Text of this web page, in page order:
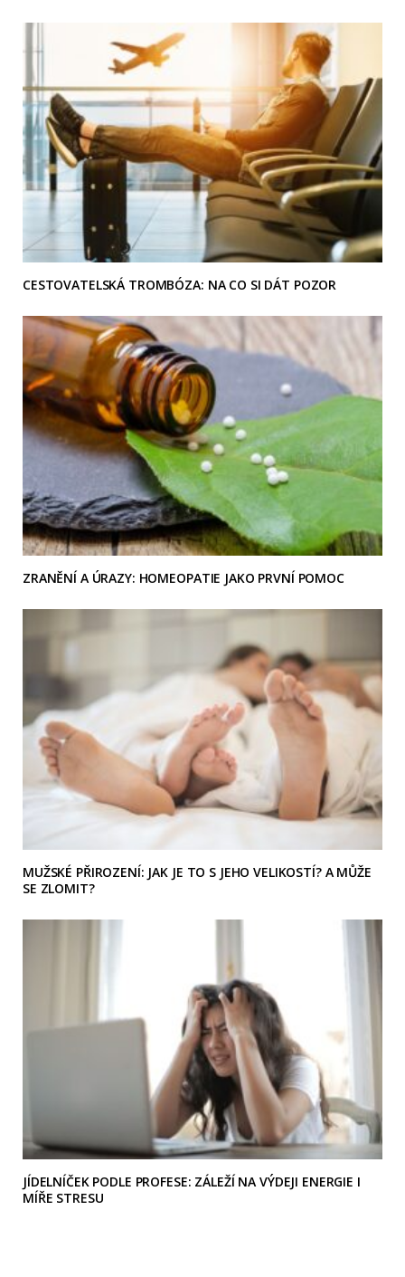
CESTOVATELSKÁ TROMBÓZA: NA CO SI DÁT POZOR
ZRANĚNÍ A ÚRAZY: HOMEOPATIE JAKO PRVNÍ POMOC
MUŽSKÉ PŘIROZENÍ: JAK JE TO S JEHO VELIKOSTÍ? A MŮŽE
SE ZLOMIT?
JÍDELNÍČEK PODLE PROFESE: ZÁLEŽÍ NA VÝDEJI ENERGIE I
MÍŘE STRESU